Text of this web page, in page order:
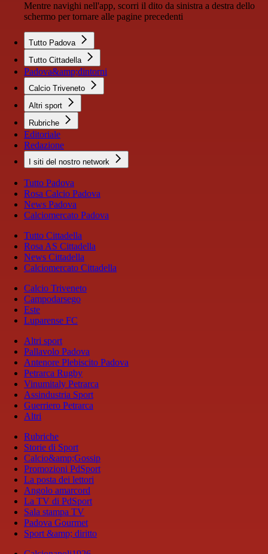
Mentre navighi nell'app, scorri il dito da sinistra a destra dello
schermo per tornare alle pagine precedenti
Tutto Padova
Tutto Cittadella
Padova&amp;dintorni
Calcio Triveneto
Altri sport
Rubriche
Editoriale
Redazione
I siti del nostro network
Tutto Padova
Rosa Calcio Padova
News Padova
Calciomercato Padova
Tutto Cittadella
Rosa AS Cittadella
News Cittadella
Calciomercato Cittadella
Calcio Triveneto
Campodarsego
Este
Luparense FC
Altri sport
Pallavolo Padova
Antenore Plebiscito Padova
Petrarca Rugby
Vinumitaly Petrarca
Assindustria Sport
Guerriero Petrarca
Altri
Rubriche
Storie di Sport
Calcio&amp;Gossip
Promozioni PdSport
La posta dei lettori
Angolo amarcord
La TV di PdSport
Sala stampa TV
Padova Gourmet
Sport &amp; diritto